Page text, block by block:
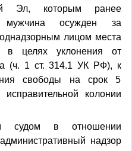
Эл, которым ранее
мужчина осужден за
лицом места
в целях уклонения от
(ч. 1 ст. 314.1 УК РФ), к
свободы на срок 5
колонии
судом в отношении
надзор